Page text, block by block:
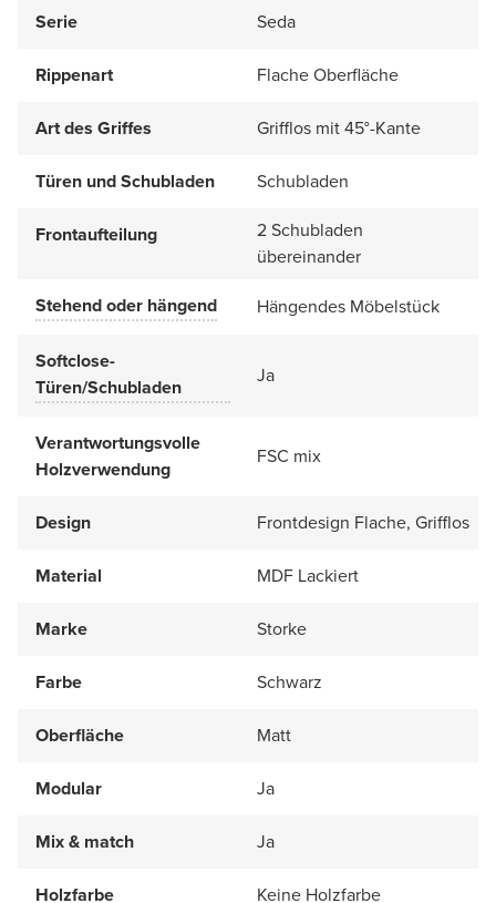
Serie
Seda
Rippenart Flache Oberfläche
Art des Griffes Grifflos mit 45°-Kante
Türen und Schubladen Schubladen
Frontaufteilung
2 Schubladen
übereinander
Stehend oder hängend
Hängendes Möbelstück
Softclose-
Türen/Schubladen
Ja
Verantwortungsvolle
Holzverwendung
FSC mix
Design Frontdesign Flache, Grifflos
Material MDF Lackiert
Marke Storke
Farbe Schwarz
Oberfläche Matt
Modular Ja
Mix & match Ja
Holzfarbe Keine Holzfarbe